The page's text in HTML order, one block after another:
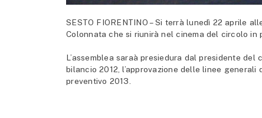
SESTO FIORENTINO – Si terrà lunedì 22 aprile
Colonnata che si riunirà nel cinema del circolo in
L’assemblea saraà presiedura dal presidente del
bilancio 2012, l’approvazione delle linee
preventivo 2013.